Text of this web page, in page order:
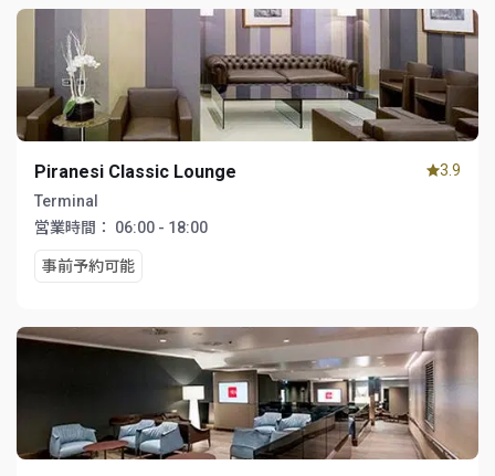
Piranesi Classic Lounge
Terminal
営業時間：
06:00 - 18:00
事前予約可能
3.9